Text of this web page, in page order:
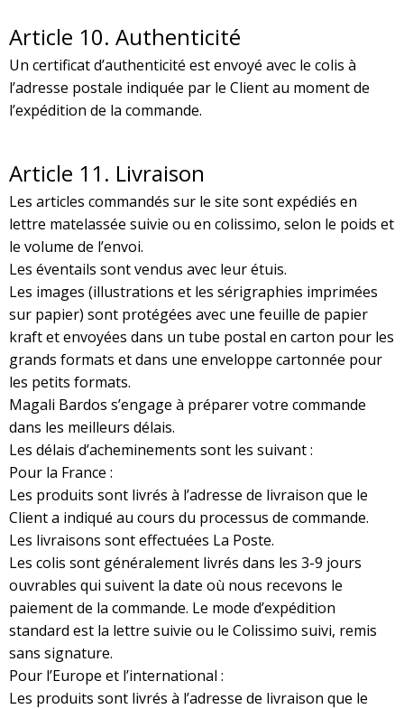
Article 10. Authenticité
Un certificat d’authenticité est envoyé avec le colis à
l’adresse postale indiquée par le Client au moment de
l’expédition de la commande.
Article 11. Livraison
Les articles commandés sur le site sont expédiés en
lettre matelassée suivie ou en colissimo, selon le poids et
le volume de l’envoi.
Les éventails sont vendus avec leur étuis.
Les images (illustrations et les sérigraphies imprimées
sur papier) sont protégées avec une feuille de papier
kraft et envoyées dans un tube postal en carton pour les
grands formats et dans une enveloppe cartonnée pour
les petits formats.
Magali Bardos s’engage à préparer votre commande
dans les meilleurs délais.
Les délais d’acheminements sont les suivant :
Pour la France :
Les produits sont livrés à l’adresse de livraison que le
Client a indiqué au cours du processus de commande.
Les livraisons sont effectuées La Poste.
Les colis sont généralement livrés dans les 3-9 jours
ouvrables qui suivent la date où nous recevons le
paiement de la commande. Le mode d’expédition
standard est la lettre suivie ou le Colissimo suivi, remis
sans signature.
Pour l’Europe et l’international :
Les produits sont livrés à l’adresse de livraison que le